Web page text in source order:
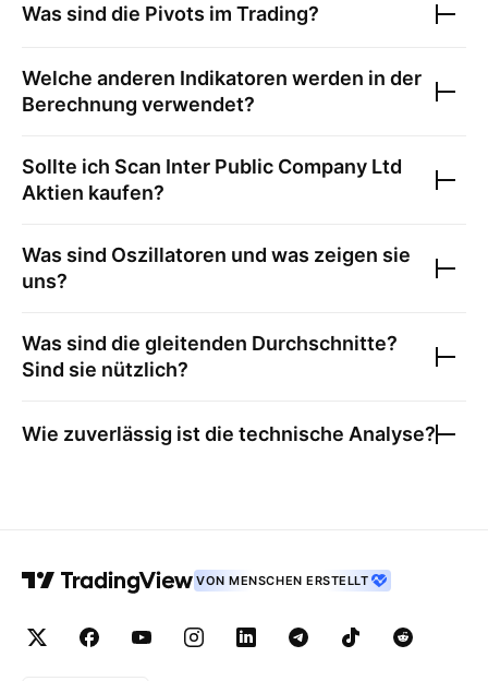
Was sind die Pivots im Trading?
Welche anderen Indikatoren werden in der
Berechnung verwendet?
Sollte ich Scan Inter Public Company Ltd
Aktien kaufen?
Was sind Oszillatoren und was zeigen sie
uns?
Was sind die gleitenden Durchschnitte?
Sind sie nützlich?
Wie zuverlässig ist die technische Analyse?
VON MENSCHEN ERSTELLT